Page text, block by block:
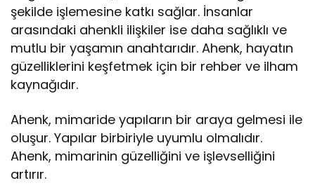
şekilde işlemesine katkı sağlar. İnsanlar
arasındaki ahenkli ilişkiler ise daha sağlıklı ve
mutlu bir yaşamın anahtarıdır. Ahenk, hayatın
güzelliklerini keşfetmek için bir rehber ve ilham
kaynağıdır.
Ahenk, mimaride yapıların bir araya gelmesi ile
oluşur. Yapılar birbiriyle uyumlu olmalıdır.
Ahenk, mimarinin güzelliğini ve işlevselliğini
artırır.